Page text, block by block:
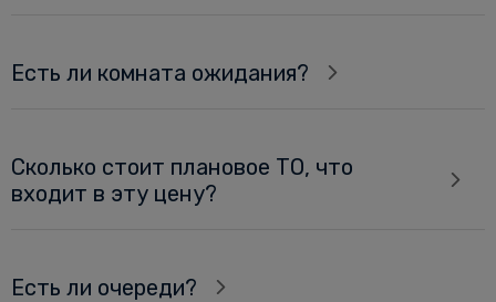
Есть ли комната ожидания?
Сколько стоит плановое ТО, что
входит в эту цену?
Есть ли очереди?